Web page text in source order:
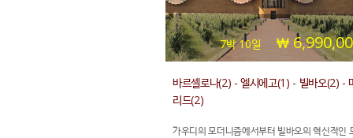
7박 10일
바르셀로나(2) - 엘시에고(1) - 빌바오(2) -
리드(2)
가우디의 모더니즘에서부터 빌바오의 혁신적인